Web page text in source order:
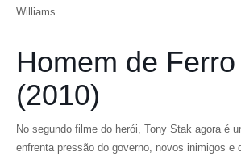
Williams.
Homem de
(2010)
No segundo filme do herói, Tony Stak agora é
enfrenta pressão do governo, novos inimigos e